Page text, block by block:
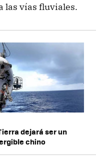
las vías fluviales.
dejará ser un
chino